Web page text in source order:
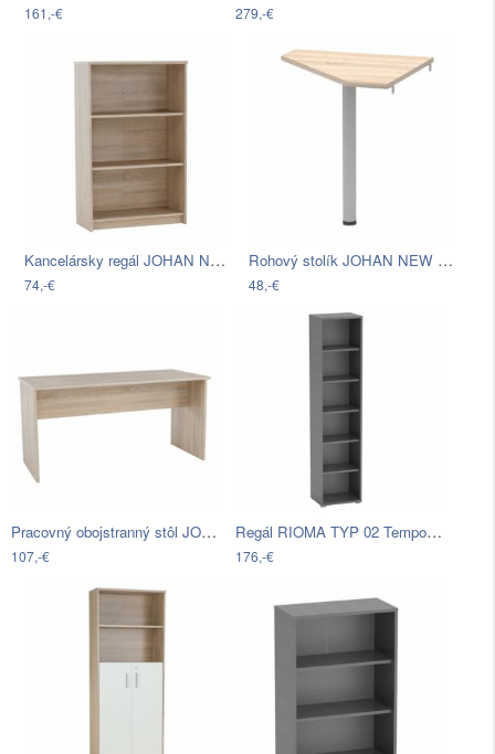
161,-€ 279,-€
Kancelársky regál JOHAN NEW 03 Tempo…
74,-€
Rohový stolík JOHAN NEW 06 Tempo…
48,-€
Pracovný obojstranný stôl JOHAN NEW 08…
107,-€
Regál RIOMA TYP 02 Tempo Kondela Grafit
176,-€